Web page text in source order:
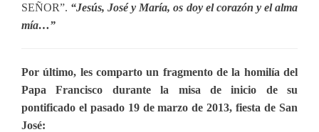
SEÑOR”. “Jesús, José y María, os doy el corazón y el alma
mía…”
Por último, les comparto un fragmento de la homilía del
Papa Francisco durante la misa de inicio de su
pontificado el pasado 19 de marzo de 2013, fiesta de San
José: